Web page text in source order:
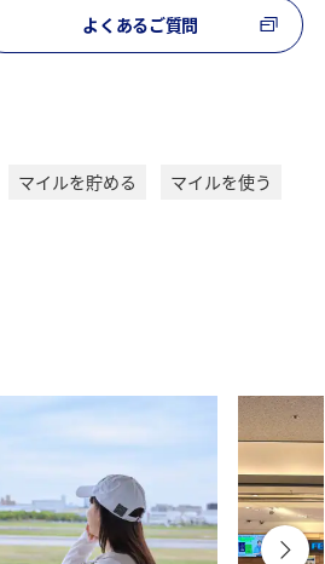
よくあるご質問
マイルを貯める
マイルを使う